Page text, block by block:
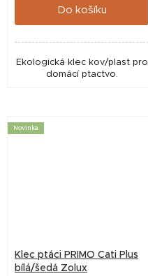
Do košíku
Ekologická klec kov/plast pro
domácí ptactvo.
Novinka
Klec ptáci PRIMO Cati Plus
bílá/šedá Zolux